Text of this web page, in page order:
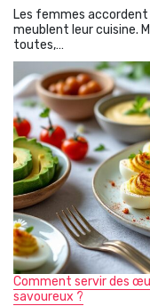
Les femmes
meublent leur cuisine.
toutes,…
Comment servir des
savoureux ?